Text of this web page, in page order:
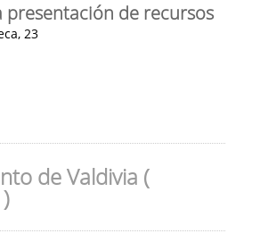
presentación de recursos
23
de Valdivia (